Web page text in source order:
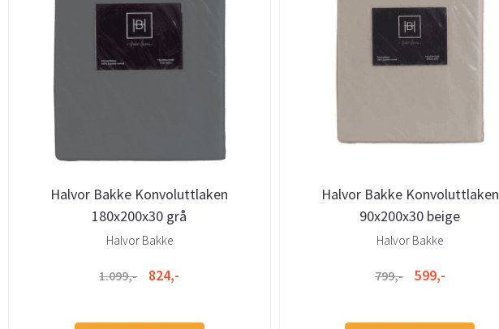
Halvor Bakke Konvoluttlaken
180x200x30 grå
Halvor Bakke
1.099,- 824,-
Halvor Bakke Konvoluttlaken
90x200x30 beige
Halvor Bakke
799,- 599,-